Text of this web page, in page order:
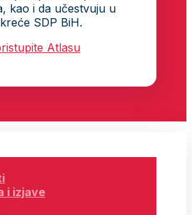
kao i da učestvuju u
SDP BiH.
Atlasu
i izjave